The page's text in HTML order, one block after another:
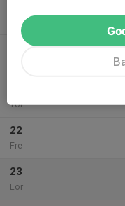
Tor
22
Fre
23
Lör